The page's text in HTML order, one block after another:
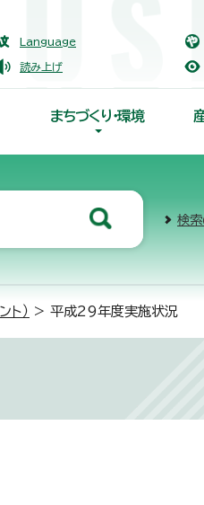
Language
読み上げ
まちづくり・環境
検
ト） > 平成29年度実施状況